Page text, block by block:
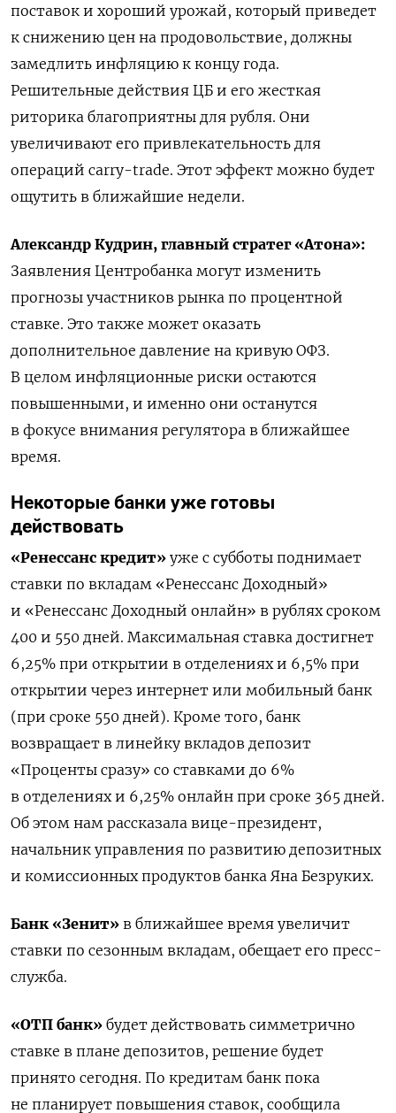
поставок и хороший урожай, который приведет
к снижению цен на продовольствие, должны
замедлить инфляцию к концу года.
Решительные действия ЦБ и его жесткая
риторика благоприятны для рубля. Они
увеличивают его привлекательность для
операций carry-trade. Этот эффект можно будет
ощутить в ближайшие недели.
Александр Кудрин, главный стратег «Атона»:
Заявления Центробанка могут изменить
прогнозы участников рынка по процентной
ставке. Это также может оказать
дополнительное давление на кривую ОФЗ.
В целом инфляционные риски остаются
повышенными, и именно они останутся
в фокусе внимания регулятора в ближайшее
время.
Некоторые банки уже готовы
действовать
«Ренессанс кредит» уже с субботы поднимает
ставки по вкладам «Ренессанс Доходный»
и «Ренессанс Доходный онлайн» в рублях сроком
400 и 550 дней. Максимальная ставка достигнет
6,25% при открытии в отделениях и 6,5% при
открытии через интернет или мобильный банк
(при сроке 550 дней). Кроме того, банк
возвращает в линейку вкладов депозит
«Проценты сразу» со ставками до 6%
в отделениях и 6,25% онлайн при сроке 365 дней.
Об этом нам рассказала вице-президент,
начальник управления по развитию депозитных
и комиссионных продуктов банка Яна Безруких.
Банк «Зенит» в ближайшее время увеличит
ставки по сезонным вкладам, обещает его пресс-
служба.
«ОТП банк» будет действовать симметрично
ставке в плане депозитов, решение будет
принято сегодня. По кредитам банк пока
не планирует повышения ставок, сообщила